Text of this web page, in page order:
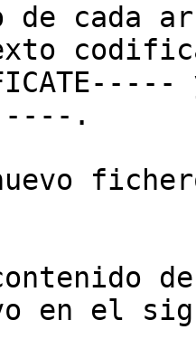
de cada
.
nuevo
en el